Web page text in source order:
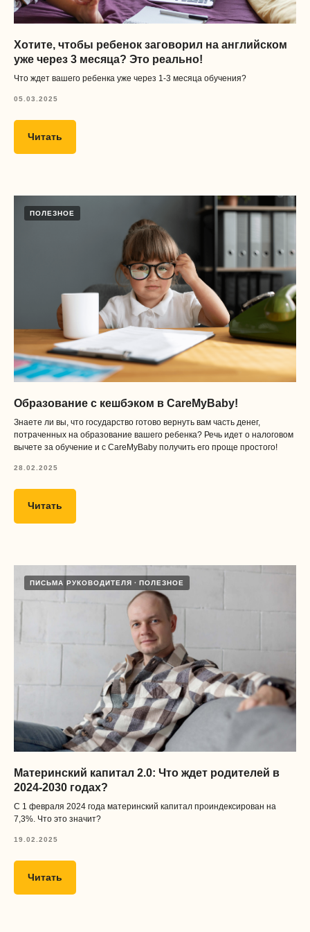
Хотите, чтобы ребенок заговорил на английском
уже через 3 месяца? Это реально!
Что ждет вашего ребенка уже через 1-3 месяца обучения?
05.03.2025
Читать
ПОЛЕЗНОЕ
Образование с кешбэком в CareMyBaby!
Знаете ли вы, что государство готово вернуть вам часть денег,
потраченных на образование вашего ребенка? Речь идет о налоговом
вычете за обучение и с CareMyBaby получить его проще простого!
28.02.2025
Читать
ПИСЬМА РУКОВОДИТЕЛЯ ПОЛЕЗНОЕ
Материнский капитал 2.0: Что ждет родителей в
2024-2030 годах?
С 1 февраля 2024 года материнский капитал проиндексирован на
7,3%. Что это значит?
19.02.2025
Читать
Получать материалы
Нажимая на кнопку, я даю согласие
Получать
полезные